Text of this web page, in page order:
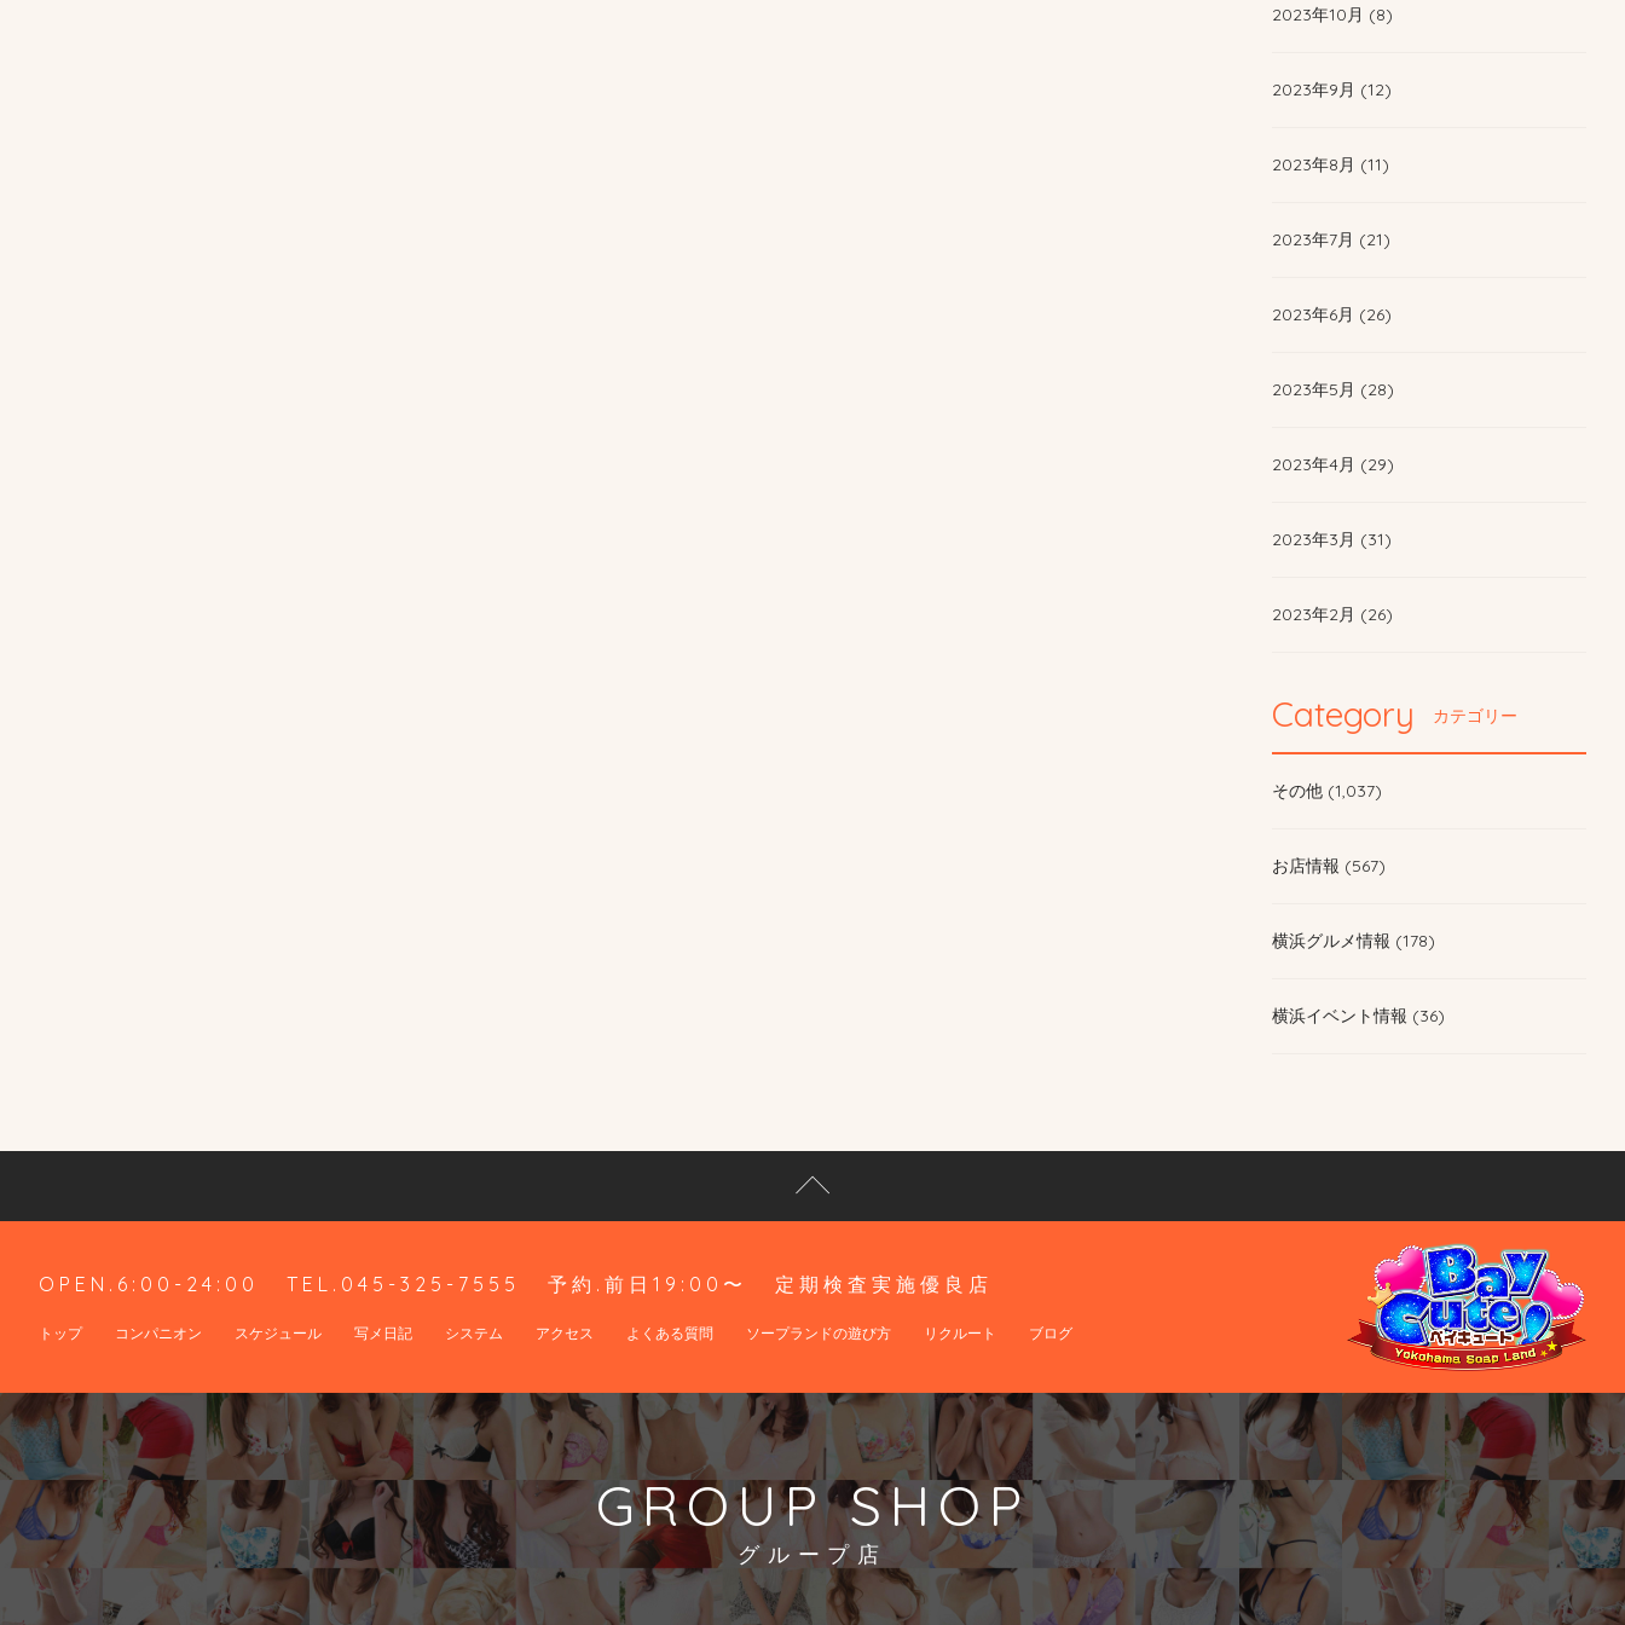
2023年10月 (8)
2023年9月 (12)
2023年8月 (11)
2023年7月 (21)
2023年6月 (26)
2023年5月 (28)
2023年4月 (29)
2023年3月 (31)
2023年2月 (26)
Category カテゴリー
その他 (1,037)
お店情報 (567)
横浜グルメ情報 (178)
横浜イベント情報 (36)
OPEN.6:00-24:00 TEL.045-325-7555 予約.前日19:00〜 定期検査実施優良店
トップ コンパニオン スケジュール 写メ日記 システム アクセス よくある質問 ソープランドの遊び方 リクルート ブログ
GROUP SHOP
グループ店